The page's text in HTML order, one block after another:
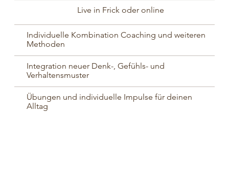
Live in Frick oder online
Individuelle Kombination Coaching und weiteren
Methoden
Integration neuer Denk-, Gefühls- und
Verhaltensmuster
Übungen und individuelle Impulse für deinen
Alltag